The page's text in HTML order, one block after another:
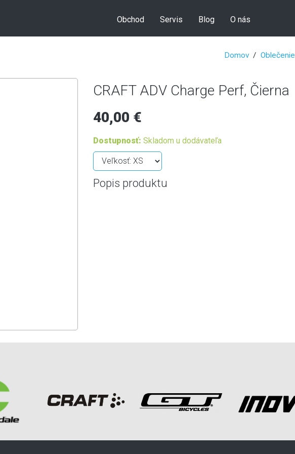
Obchod Servis Blog O nás
Domov Oblečenie
CRAFT ADV Charge Perf, Čierna
40,00 €
Dostupnosť: Skladom u dodávateľa
Popis produktu